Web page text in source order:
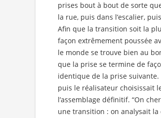
prises bout à bout de sorte
la rue, puis dans l’escalier,
Afin que la transition soit la
façon extrêmement poussée
le monde se trouve bien au
que la prise se termine de
identique de la prise
puis le réalisateur choisissait
l’assemblage définitif. “On
une transition : on analysait